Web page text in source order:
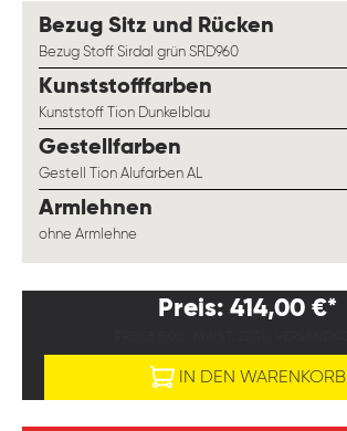
Bezug Sitz und Rücken
Bezug Stoff Sirdal grün SRD960
Kunststofffarben
Kunststoff Tion Dunkelblau
Gestellfarben
Gestell Tion Alufarben AL
Armlehnen
ohne Armlehne
Preis: 414,00 €*
IN DEN WARENKORB